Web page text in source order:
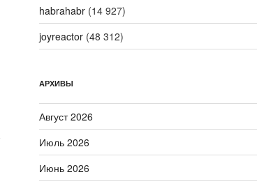
habrahabr(14 927)
joyreactor(48 312)
АРХИВЫ
Август 2026
Июль 2026
Июнь 2026